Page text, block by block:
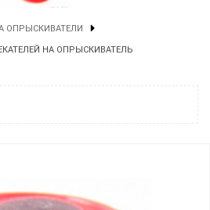
ОПРЫСКИВАТЕЛИ
НА ОПРЫСКИВАТЕЛЬ